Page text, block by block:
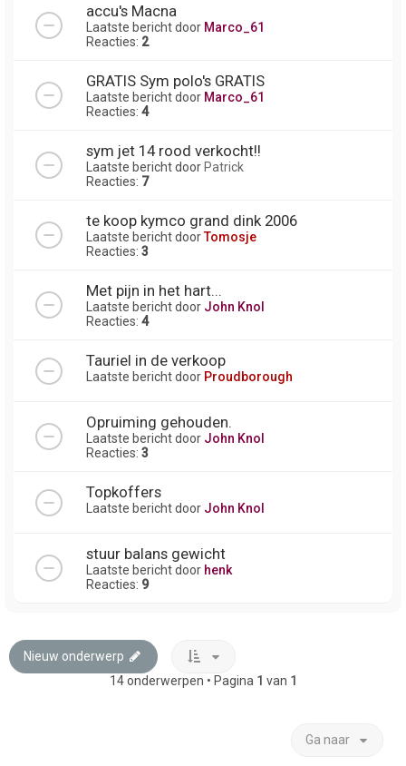
accu's Macna
Laatste bericht door Marco_61
Reacties: 2
GRATIS Sym polo's GRATIS
Laatste bericht door Marco_61
Reacties: 4
sym jet 14 rood verkocht!!
Laatste bericht door Patrick
Reacties: 7
te koop kymco grand dink 2006
Laatste bericht doorTomosje
Reacties: 3
Met pijn in het hart...
Laatste bericht door John Knol
Reacties: 4
Tauriel in de verkoop
Laatste bericht door Proudborough
Opruiming gehouden.
Laatste bericht door John Knol
Reacties: 3
Topkoffers
Laatste bericht door John Knol
stuur balans gewicht
Laatste bericht door henk
Reacties: 9
Nieuw onderwerp
14 onderwerpen • Pagina 1 van 1
Ga naar